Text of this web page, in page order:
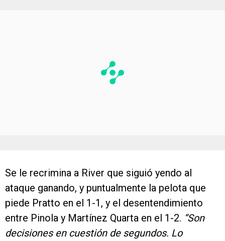
Se le recrimina a River que siguió yendo al
ataque ganando, y puntualmente la pelota que
piede Pratto en el 1-1, y el desentendimiento
entre Pinola y Martínez Quarta en el 1-2. “Son
decisiones en cuestión de segundos. Lo